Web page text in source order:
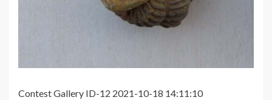
Contest Gallery ID-12 2021-10-18 14:11:10